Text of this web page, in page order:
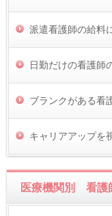
派遣看護師の給料
日勤だけの看護師
ブランクがある看
キャリアアップを
医療機関別 看護